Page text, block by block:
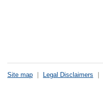
Site map | Legal Disclaimers |